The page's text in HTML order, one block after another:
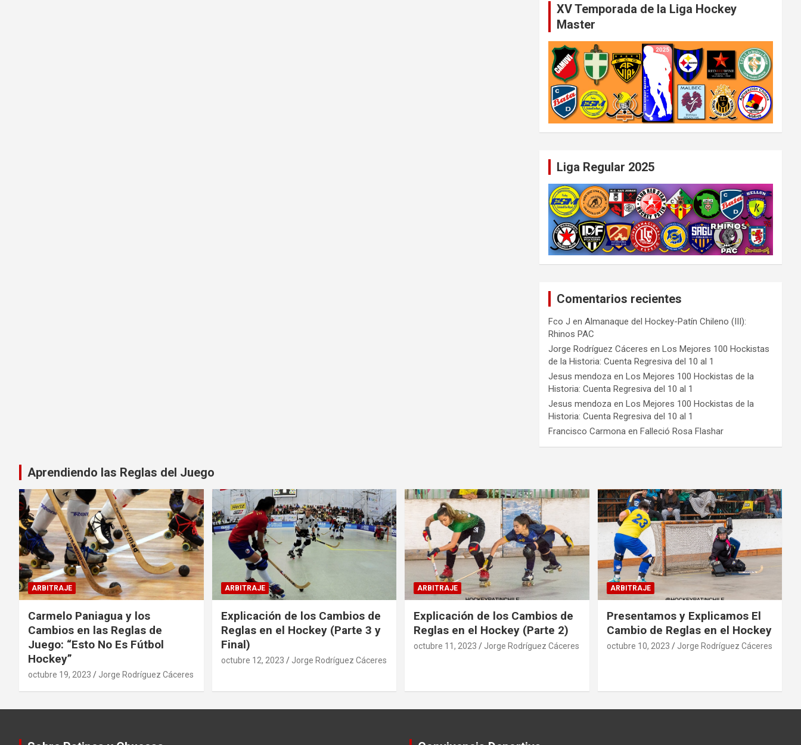
XV Temporada de la Liga Hockey
Master
Liga Regular 2025
Comentarios recientes
Fco J enAlmanaque del Hockey-Patín Chileno (III):
Rhinos PAC
Jorge Rodríguez Cáceres enLos Mejores 100 Hockistas
de la Historia: Cuenta Regresiva del 10 al 1
Jesus mendoza enLos Mejores 100 Hockistas de la
Historia: Cuenta Regresiva del 10 al 1
Jesus mendoza enLos Mejores 100 Hockistas de la
Historia: Cuenta Regresiva del 10 al 1
Francisco Carmona enFalleció Rosa Flashar
Aprendiendo las Reglas del Juego
ARBITRAJE
Carmelo Paniagua y los
Cambios en las Reglas de
Juego: “Esto No Es Fútbol
Hockey”
octubre 19, 2023 Jorge Rodríguez Cáceres
ARBITRAJE
Explicación de los Cambios de
Reglas en el Hockey (Parte 3 y
Final)
octubre 12, 2023 Jorge Rodríguez Cáceres
ARBITRAJE
Explicación de los Cambios de
Reglas en el Hockey (Parte 2)
octubre 11, 2023 Jorge Rodríguez Cáceres
ARBITRAJE
Presentamos y Explicamos El
Cambio de Reglas en el Hockey
octubre 10, 2023 Jorge Rodríguez Cáceres